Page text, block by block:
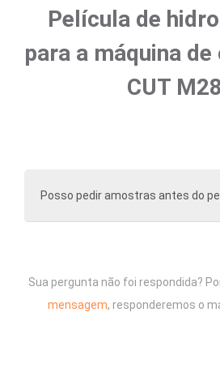
Película de
para a máquina
CUT
Posso pedir amostras antes do
Sua pergunta não foi respondida?
mensagem, responderemos o